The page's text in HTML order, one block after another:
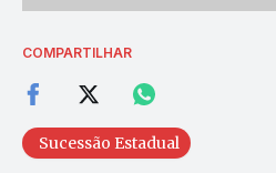
COMPARTILHAR
Sucessão Estadual